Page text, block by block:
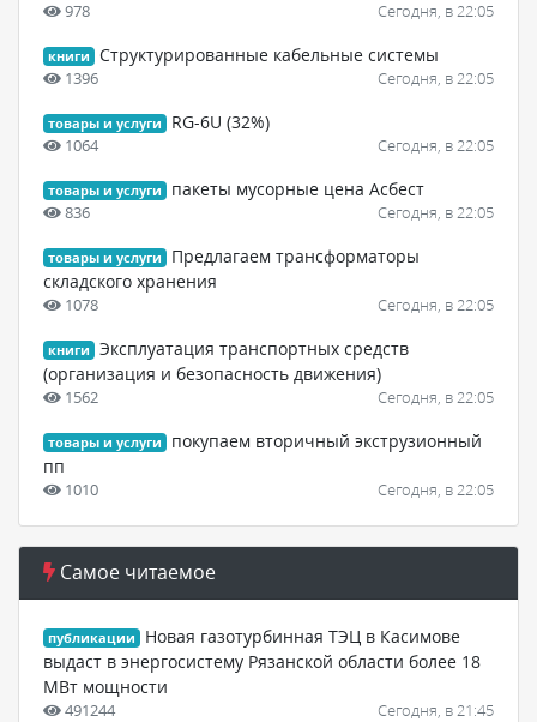
978 Сегодня, в 22:05
книги Структурированные кабельные системы
1396 Сегодня, в 22:05
товары и услуги RG-6U (32%)
1064 Сегодня, в 22:05
товары и услуги пакеты мусорные цена Асбест
836 Сегодня, в 22:05
товары и услуги
Предлагаем трансформаторы
складского хранения
1078 Сегодня, в 22:05
книги
Эксплуатация транспортных средств
(организация и безопасность движения)
1562 Сегодня, в 22:05
товары и услуги
покупаем вторичный экструзионный
пп
1010 Сегодня, в 22:05
Самое читаемое
публикации
Новая газотурбинная ТЭЦ в Касимове
выдаст в энергосистему Рязанской области более 18
МВт мощности
491244 Сегодня, в 21:45